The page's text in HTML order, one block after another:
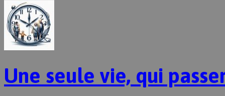
Une seule vie, qui